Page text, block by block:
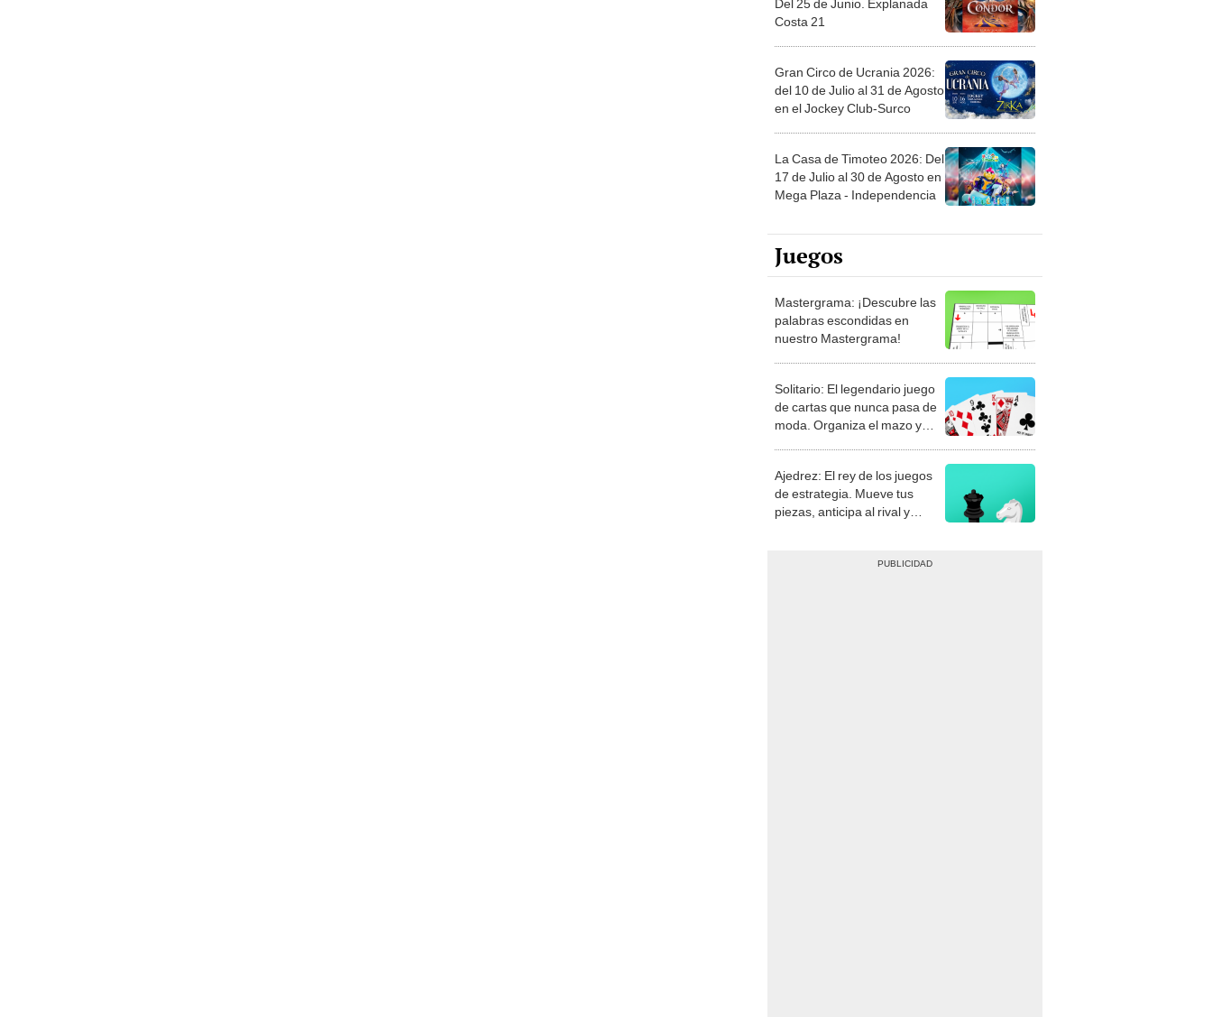
Del 25 de Junio. Explanada
Costa 21
Gran Circo de Ucrania 2026:
del 10 de Julio al 31 de Agosto
en el Jockey Club-Surco
La Casa de Timoteo 2026: Del
17 de Julio al 30 de Agosto en
Mega Plaza - Independencia
Juegos
Mastergrama: ¡Descubre las
palabras escondidas en
nuestro Mastergrama!
Solitario: El legendario juego
de cartas que nunca pasa de
moda. Organiza el mazo y
Ajedrez: El rey de los juegos
de estrategia. Mueve tus
piezas, anticipa al rival y